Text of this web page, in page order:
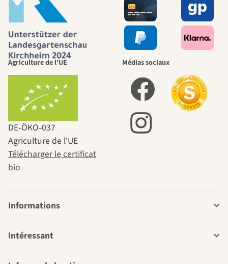
Agriculture de l'UE
DE‑ÖKO‑037
Agriculture de l'UE
Télécharger le certificat
bio
Médias sociaux
Informations
Intéressant